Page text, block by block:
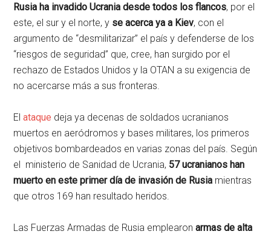
Rusia ha invadido Ucrania desde todos los flancos, por el
este, el sur y el norte, y se acerca ya a Kiev, con el
argumento de “desmilitarizar” el país y defenderse de los
“riesgos de seguridad” que, cree, han surgido por el
rechazo de Estados Unidos y la OTAN a su exigencia de
no acercarse más a sus fronteras.
Elataque deja ya decenas de soldados ucranianos
muertos en aeródromos y bases militares, los primeros
objetivos bombardeados en varias zonas del país. Según
el ministerio de Sanidad de Ucrania, 57 ucranianos han
muerto en este primer día de invasión de Rusia mientras
que otros 169 han resultado heridos.
Las Fuerzas Armadas de Rusia emplearonarmas de alta